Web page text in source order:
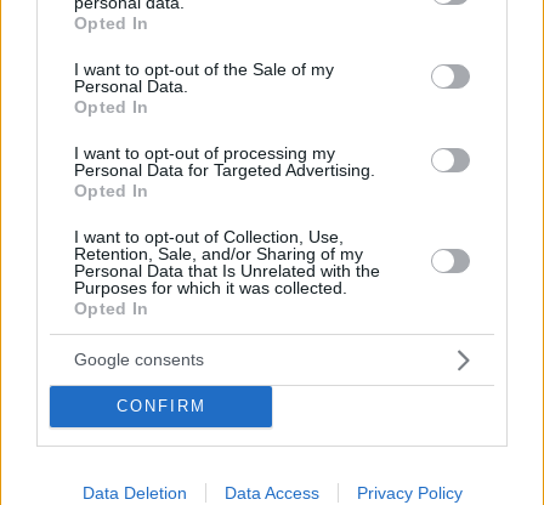
grant or deny consent to Google and its third-party tags to
use your data for below specified purposes in below Google
consent section.
Opted In
I want to opt-out of the Sale of my
Personal Data.
Opted In
I want to opt-out of processing my
Personal Data for Targeted Advertising.
Opted In
I want to opt-out of Collection, Use,
Retention, Sale, and/or Sharing of my
Personal Data that Is Unrelated with the
Purposes for which it was collected.
Opted In
Google consents
CONFIRM
Data Deletion Data Access Privacy Policy
Nuestra carta digital está pensada para que
puedas gestionarla, pero podemos ayudarte en
los primeros pasos. Nuestros expertos en
acompañaran en el proceso.
ayudar a tu negocio a adaptarse a las
circunstancias actuales que nuestro país está
viviendo. Contamos con una carta de servicios
que pueden ayudarte a aminorar las cargas de
trabajo en tu negocio o empresa para que
puedas ofrecer a tus clientes la seguridad y el
apoyo que merecen. Llega la transformación
digital para quedarse. Menú digital QR para el